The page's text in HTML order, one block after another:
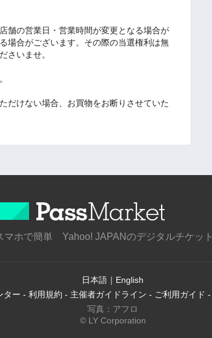
舗の営業日・営業時間が変更となる場合が
場合がございます。その際の当選権利は無
さいませ。
だけない場合、お買物をお断りさせていた
マホで簡単 Yahoo! JAPANのデジタルチケット
日本語 ｜ English
ター - 利用規約 - 主催者ガイドライン - ご利用ガイド -
写真：アフロ
© LY Corporation